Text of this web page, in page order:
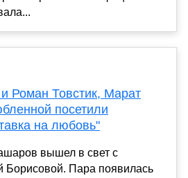
Роман Товстик, Марат
посетили
на любовь"
вышел в свет с
Борисовой. Пара появилась